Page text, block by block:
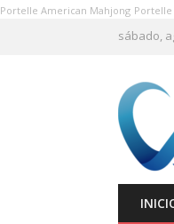
Portelle American Mahjong Portelle
sábado,